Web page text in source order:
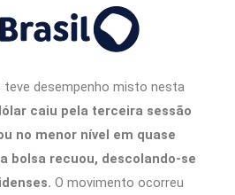
teve desempenho misto nesta
caiu pela terceira sessão
no menor nível em quase
bolsa recuou, descolando-se
O movimento ocorreu